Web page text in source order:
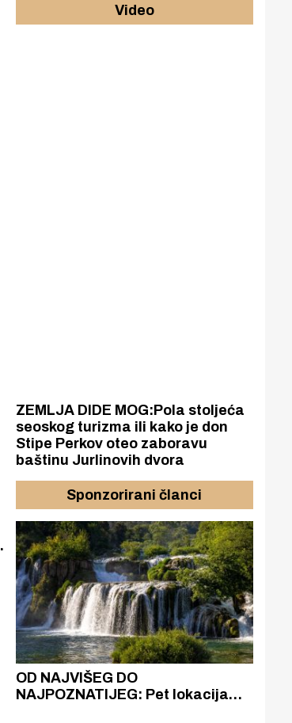
Video
ZEMLJA DIDE MOG:Pola stoljeća
seoskog turizma ili kako je don
Stipe Perkov oteo zaboravu
baštinu Jurlinovih dvora
Sponzorirani članci
OD NAJVIŠEG DO
NAJPOZNATIJEG: Pet lokacija